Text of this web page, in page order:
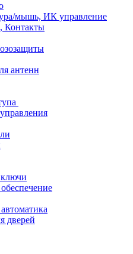
мышь, ИК управление
Контакты
антенн
дверей